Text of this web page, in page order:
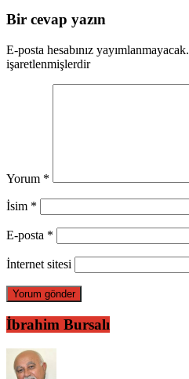
Bir cevap yazın
E-posta hesabınız yayımlanmayacak.
işaretlenmişlerdir
Yorum *
İsim *
E-posta *
İnternet sitesi
İbrahim Bursalı